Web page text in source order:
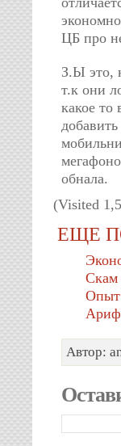
ЦБ про
З.Ы это,
т.к они
какое
обнала.
(Visited
ЕЩЕ
Скам
Опыт
Автор: